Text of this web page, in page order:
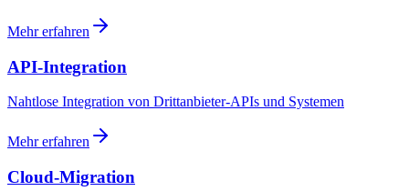
Mehr erfahren
API-Integration
Nahtlose Integration von Drittanbieter-APIs und Systemen
Mehr erfahren
Cloud-Migration